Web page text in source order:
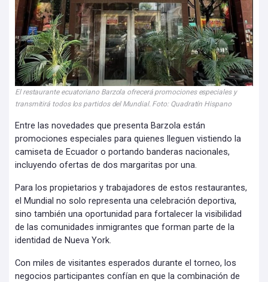
El restaurante ecuatoriano Barzola ofrecerá promociones especiales y
transmitirá todos los partidos del Mundial. Foto: Quadratín Hispano
Entre las novedades que presenta Barzola están
promociones especiales para quienes lleguen vistiendo la
camiseta de Ecuador o portando banderas nacionales,
incluyendo ofertas de dos margaritas por una.
Para los propietarios y trabajadores de estos restaurantes,
el Mundial no solo representa una celebración deportiva,
sino también una oportunidad para fortalecer la visibilidad
de las comunidades inmigrantes que forman parte de la
identidad de Nueva York.
Con miles de visitantes esperados durante el torneo, los
negocios participantes confían en que la combinación de